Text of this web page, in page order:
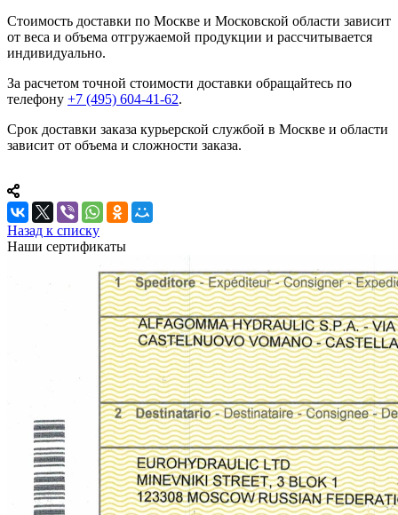
Стоимость доставки по Москве и Московской области зависит
от веса и объема отгружаемой продукции и рассчитывается
индивидуально.
За расчетом точной стоимости доставки обращайтесь по
телефону +7 (495) 604-41-62.
Срок доставки заказа курьерской службой в Москве и области
зависит от объема и сложности заказа.
Назад к списку
Наши сертификаты